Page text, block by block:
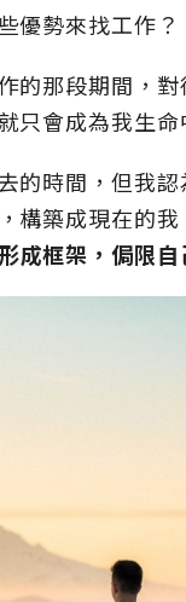
優勢來找工作？
的那段期間，
只會成為我生
的時間，但我
構築成現在的
成框架，侷限